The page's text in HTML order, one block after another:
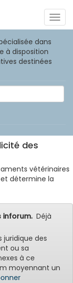
dans
à disposition
destinées
des
vétérinaires
détermine la
inforum.Déjà
des
ou sa
à ce
moyennant un